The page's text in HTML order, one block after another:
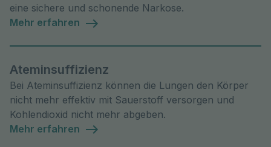
eine sichere und schonende Narkose.
Mehr erfahren
Ateminsuffizienz
Bei Ateminsuffizienz können die Lungen den Körper
nicht mehr effektiv mit Sauerstoff versorgen und
Kohlendioxid nicht mehr abgeben.
Mehr erfahren